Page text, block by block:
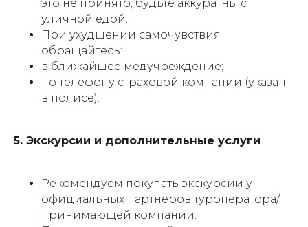
это не принято; будьте аккуратны с
уличной едой.
При ухудшении самочувствия
обращайтесь:
в ближайшее медучреждение;
по телефону страховой компании (указан
в полисе).
5. Экскурсии и дополнительные услуги
Рекомендуем покупать экскурсии у
официальных партнёров туроператора/
принимающей компании.